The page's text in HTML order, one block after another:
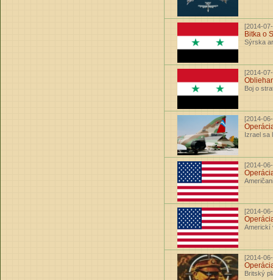
[2014-
Bitka o
Sýrska
[2014-
Boj o
[2014-
Izrael sa
[2014-
[2014-
Americkí
[2014-
Britský